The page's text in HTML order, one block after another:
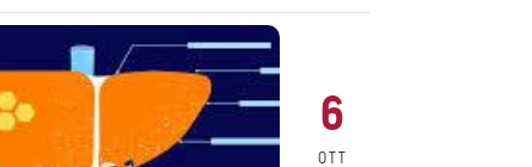
6
OTT